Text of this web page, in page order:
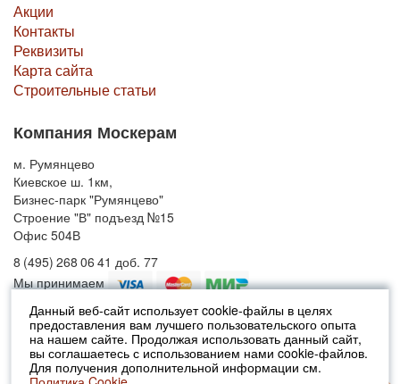
Данный веб-сайт использует cookie-файлы в целях
предоставления вам лучшего пользовательского опыта
на нашем сайте. Продолжая использовать данный сайт,
вы соглашаетесь с использованием нами cookie-файлов.
Для получения дополнительной информации см.
Акции
Контакты
Реквизиты
Карта сайта
Строительные статьи
Компания Москерам
м. Румянцево
Киевское ш. 1км,
Бизнес-парк "Румянцево"
Строение "В" подъезд №15
Офис 504В
8 (495) 268 06 41 доб. 77
Мы принимаем
© 2010-2026 Москерам
Указанные на сайте цены не являются публичной офертой (ст.435 ГК
РФ).
Стоимость и наличие товара просьба уточнять в офисах продаж....